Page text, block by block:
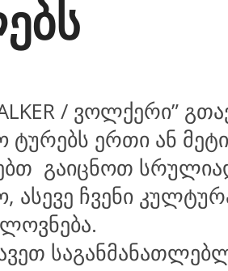
/ ვოლქერი”
ტურებს ერთი ან
გაიცნოთ
ასევე ჩვენი